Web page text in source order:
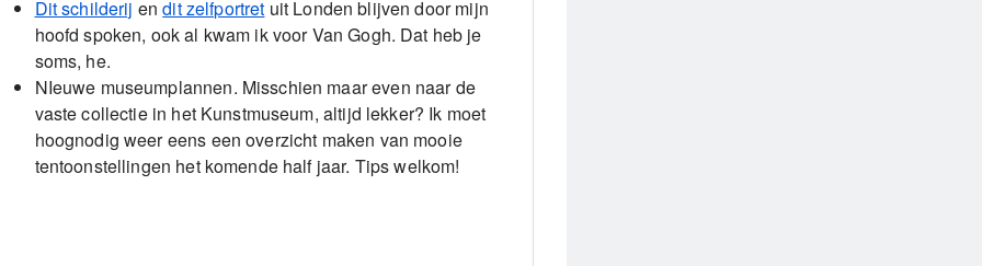
Dit schilderij endit zelfportret uit Londen blijven door mijn
hoofd spoken, ook al kwam ik voor Van Gogh. Dat heb je
soms, he.
NIeuwe museumplannen. Misschien maar even naar de
vaste collectie in het Kunstmuseum, altijd lekker? Ik moet
hoognodig weer eens een overzicht maken van mooie
tentoonstellingen het komende half jaar. Tips welkom!